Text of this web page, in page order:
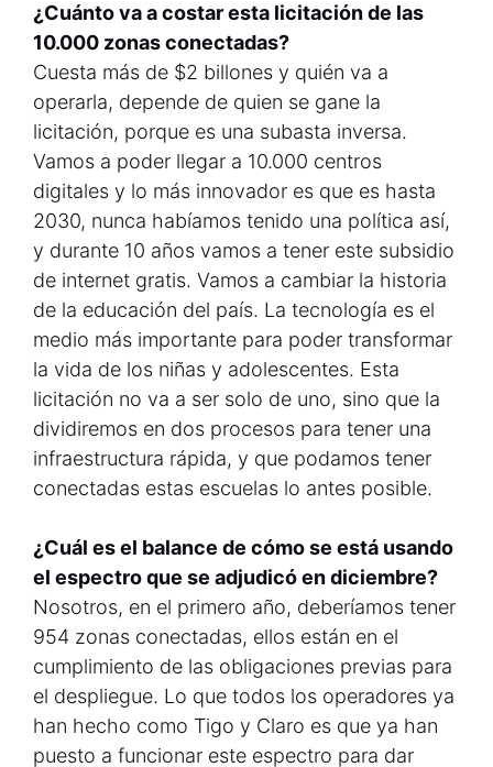
¿Cuánto va a costar esta licitación de las
10.000 zonas conectadas?
Cuesta más de $2 billones y quién va a
operarla, depende de quien se gane la
licitación, porque es una subasta inversa.
Vamos a poder llegar a 10.000 centros
digitales y lo más innovador es que es hasta
2030, nunca habíamos tenido una política así,
y durante 10 años vamos a tener este subsidio
de internet gratis. Vamos a cambiar la historia
de la educación del país. La tecnología es el
medio más importante para poder transformar
la vida de los niñas y adolescentes. Esta
licitación no va a ser solo de uno, sino que la
dividiremos en dos procesos para tener una
infraestructura rápida, y que podamos tener
conectadas estas escuelas lo antes posible.
¿Cuál es el balance de cómo se está usando
el espectro que se adjudicó en diciembre?
Nosotros, en el primero año, deberíamos tener
954 zonas conectadas, ellos están en el
cumplimiento de las obligaciones previas para
el despliegue. Lo que todos los operadores ya
han hecho como Tigo y Claro es que ya han
puesto a funcionar este espectro para dar